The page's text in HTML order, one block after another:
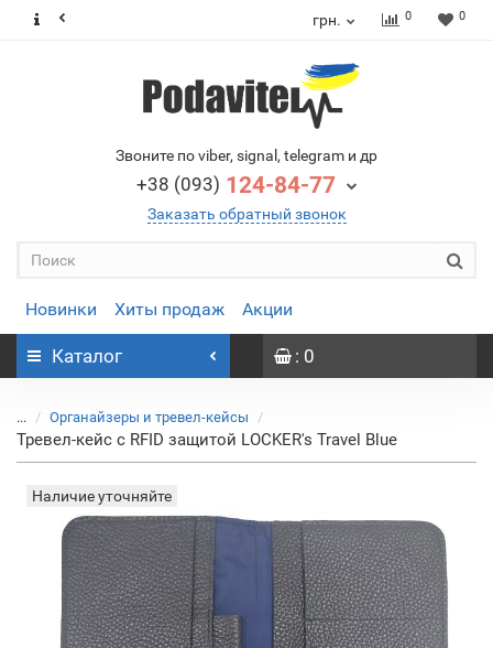
грн. 0 0
Звоните по viber, signal, telegram и др
+38 (093) 124-84-77
Заказать обратный звонок
Новинки Хиты продаж Акции
Каталог : 0
... Органайзеры и тревел-кейсы
Тревел-кейс с RFID защитой LOCKER's Travel Blue
Наличие уточняйте